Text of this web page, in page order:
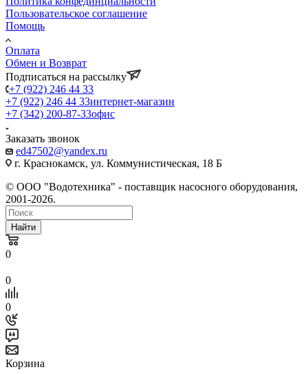
Пользовательское соглашение
Помощь
Оплата
Обмен и Возврат
Подписаться на рассылку
+7 (922) 246 44 33
+7 (922) 246 44 33интернет-магазин
+7 (342) 200-87-33офис
Заказать звонок
ed47502@yandex.ru
г. Краснокамск, ул. Коммунистическая, 18 Б
© ООО "Водотехника" - поставщик насосного оборудования,
2001-2026.
Найти
0
0
0
Корзина